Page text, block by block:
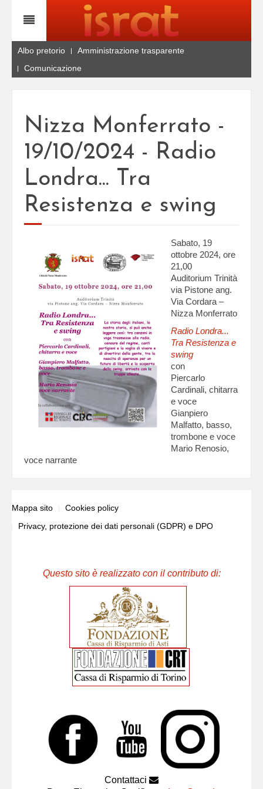
Albo pretorio
Amministrazione trasparente
Comunicazione
Nizza Monferrato -
19/10/2024 - Radio
Londra... Tra
Resistenza e swing
Sabato, 19
ottobre 2024, ore
21,00
Auditorium Trinità
via Pistone ang.
Via Cordara –
Nizza Monferrato
Radio Londra...
Tra Resistenza e
swing
con
Piercarlo
Cardinali, chitarra
e voce
Gianpiero
Malfatto, basso,
trombone e voce
Mario Renosio,
voce narrante
Mappa sito
Cookies policy
Privacy, protezione dei dati personali (GDPR) e DPO
Questo sito è realizzato con il contributo di:
Contattaci